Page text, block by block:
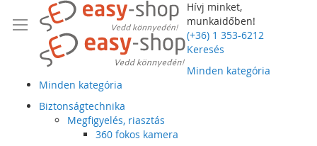
Hívj minket,
munkaidőben!
(+36) 1 353-6212
Keresés
Minden kategória
Minden kategória
Biztonságtechnika
Megfigyelés, riasztás
360 fokos kamera